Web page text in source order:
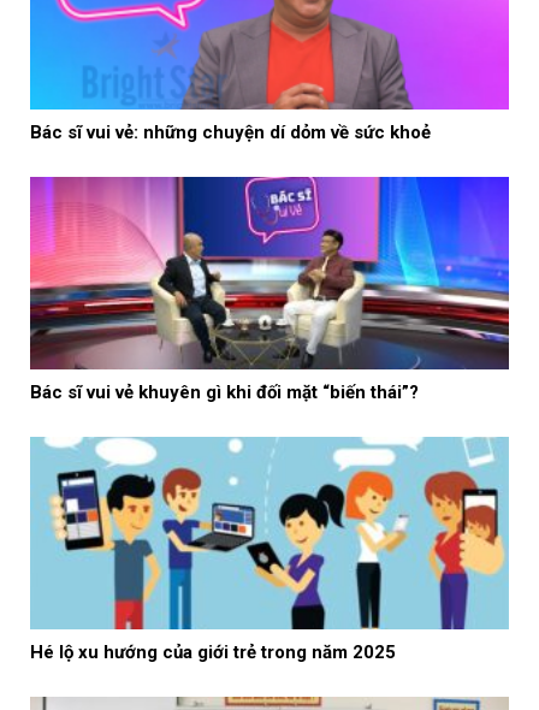
Bác sĩ vui vẻ: những chuyện dí dỏm về sức khoẻ
Bác sĩ vui vẻ khuyên gì khi đối mặt “biến thái”?
Hé lộ xu hướng của giới trẻ trong năm 2025